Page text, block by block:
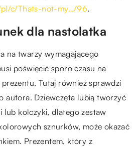
c/Thats-not-my…/96.
dla nastolatka
na twarzy wymagającego
poświęcić sporo czasu na
Tutaj również sprawdzi
autora. Dziewczęta lubią tworzyć
lub kolczyki, dlatego zestaw
sznurków, może okazać
Prezentem, który z